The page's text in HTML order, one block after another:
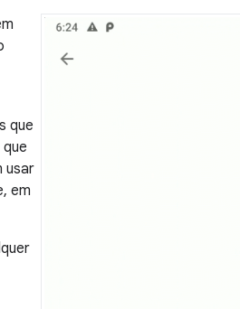
que
usar
em